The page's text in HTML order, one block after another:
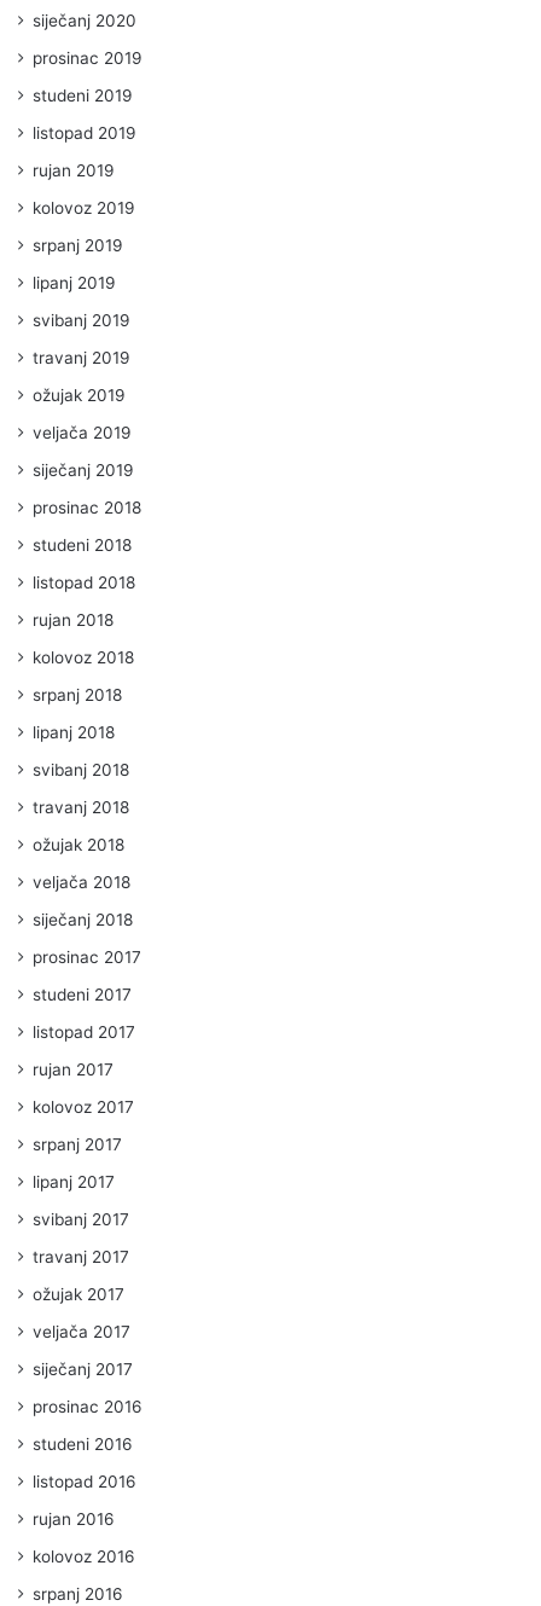
siječanj 2020
prosinac 2019
studeni 2019
listopad 2019
rujan 2019
kolovoz 2019
srpanj 2019
lipanj 2019
svibanj 2019
travanj 2019
ožujak 2019
veljača 2019
siječanj 2019
prosinac 2018
studeni 2018
listopad 2018
rujan 2018
kolovoz 2018
srpanj 2018
lipanj 2018
svibanj 2018
travanj 2018
ožujak 2018
veljača 2018
siječanj 2018
prosinac 2017
studeni 2017
listopad 2017
rujan 2017
kolovoz 2017
srpanj 2017
lipanj 2017
svibanj 2017
travanj 2017
ožujak 2017
veljača 2017
siječanj 2017
prosinac 2016
studeni 2016
listopad 2016
rujan 2016
kolovoz 2016
srpanj 2016